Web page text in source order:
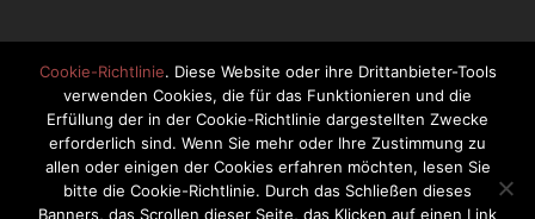
IMPRESSUM KONTAKT SUCHE
SANSOL © 2026 | Alle Rechte vorbehalten.
PRÄSENTIERT VONSEPTERA&WORDPRESS.
Cookie-Richtlinie. Diese Website oder ihre Drittanbieter-Tools
verwenden Cookies, die für das Funktionieren und die
Erfüllung der in der Cookie-Richtlinie dargestellten Zwecke
erforderlich sind. Wenn Sie mehr oder Ihre Zustimmung zu
allen oder einigen der Cookies erfahren möchten, lesen Sie
bitte die Cookie-Richtlinie. Durch das Schließen dieses
Banners, das Scrollen dieser Seite, das Klicken auf einen Link